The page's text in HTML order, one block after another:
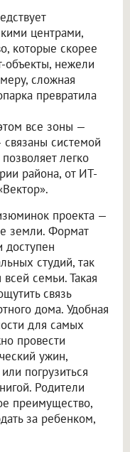
центрами,
которые скорее
объекты, нежели
сложная
превратила
все зоны —
системой
легко
района, от ИТ-
проекта —
земли. Формат
студий, так
семьи. Такая
связь
дома. Удобная
для самых
провести
ужин,
погрузиться
Родители
преимущество,
за ребенком,